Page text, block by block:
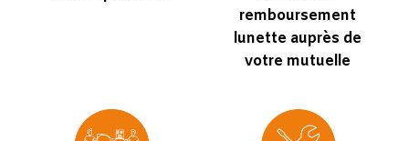
remboursement
lunette auprès de
votre mutuelle